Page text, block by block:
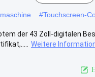
#Touchscreen-
der 43 Zoll-digitalen
Weitere